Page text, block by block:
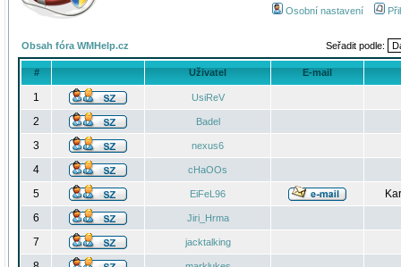
Osobní nastavení
Obsah fóra WMHelp.cz Seřadit podle:
# Uživatel E-mail
1 UsiReV
2 Badel
3 nexus6
4 cHaOOs
5 EiFeL96
6
Jiri_Hrma
7 jacktalking